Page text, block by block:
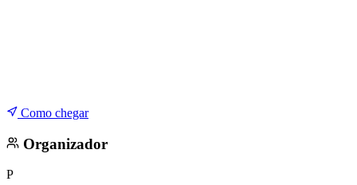
Como chegar
Organizador
P